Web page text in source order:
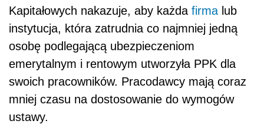
Kapitałowych nakazuje, aby każda firma lub
instytucja, która zatrudnia co najmniej jedną
osobę podlegającą ubezpieczeniom
emerytalnym i rentowym utworzyła PPK dla
swoich pracowników. Pracodawcy mają coraz
mniej czasu na dostosowanie do wymogów
ustawy.